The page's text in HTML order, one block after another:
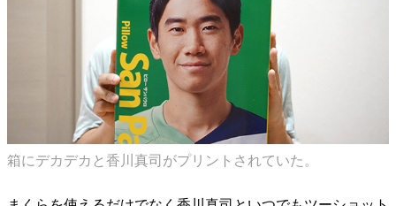
箱にデカデカと香川真司がプリントされていた。